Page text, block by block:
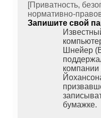
[Приватность,
нормативно-
Запишите свой
Шнейер
бумажке.